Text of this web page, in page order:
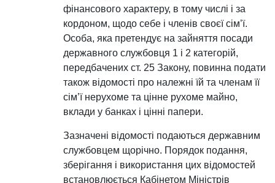
фінансового характеру, в тому числі і за
кордоном, щодо себе і членів своєї сім’ї.
Особа, яка претендує на зайняття посади
державного службовця 1 і 2 категорій,
передбачених ст. 25 Закону, повинна подати
також відомості про належні їй та членам її
сім’ї нерухоме та цінне рухоме майно,
вклади у банках і цінні папери.
Зазначені відомості подаються державним
службовцем щорічно. Порядок подання,
зберігання і використання цих відомостей
встановлюється Кабінетом Міністрів